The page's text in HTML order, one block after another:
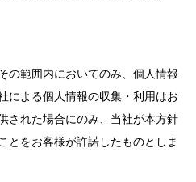
の範囲内においてのみ、個人情報
による個人情報の収集・利用はお
された場合にのみ、当社が本方針
とをお客様が許諾したものとしま